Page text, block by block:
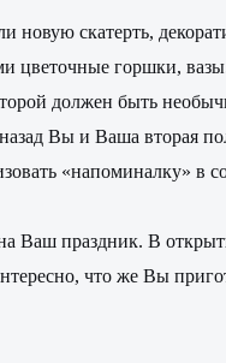
новую скатерть,
цветочные горшки,
должен быть
Вы и Ваша вторая
«напоминалку» в
Ваш праздник. В
что же Вы